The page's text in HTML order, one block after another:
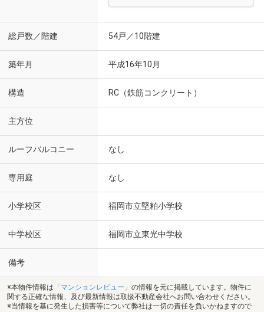
総戸数／階建 54戸／10階建
築年月 平成16年10月
構造 RC（鉄筋コンクリート）
主方位
ルーフバルコニー なし
専用庭 なし
小学校区 福岡市立堅粕小学校
中学校区 福岡市立東光中学校
備考
※本物件情報は「 マンションレビュー 」の情報を元に掲載しています。物件に
関する正確な情報、及び最新情報は取扱不動産会社へお問い合わせください。
※当情報を基に発生した損害等について弊社は一切の責任を負いかねますので